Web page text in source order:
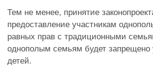
Тем не менее, принятие
предоставление участникам
равных прав с традиционными
однополым семьям будет запрещено
детей.